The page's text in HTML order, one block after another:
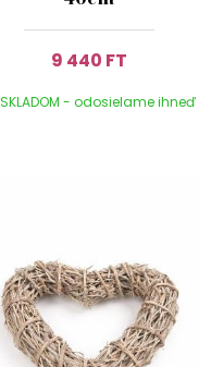
9 440 FT
SKLADOM - odosielame ihneď